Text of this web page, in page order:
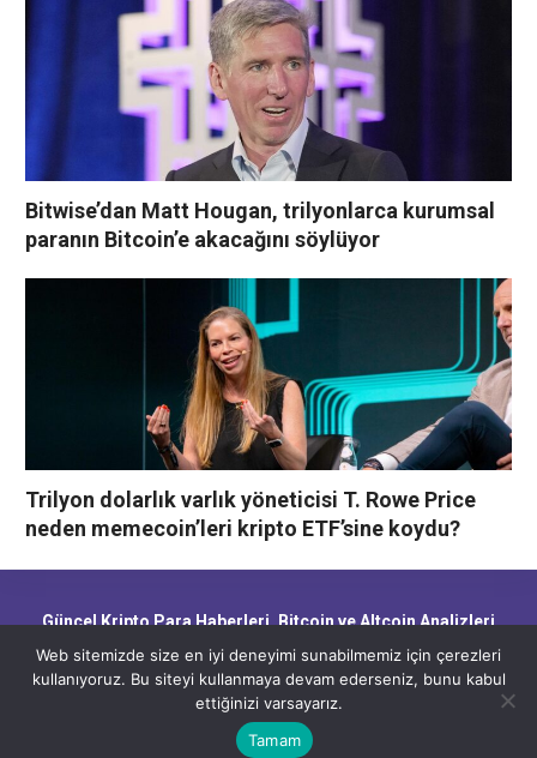
Bitwise’dan Matt Hougan, trilyonlarca kurumsal
paranın Bitcoin’e akacağını söylüyor
Trilyon dolarlık varlık yöneticisi T. Rowe Price
neden memecoin’leri kripto ETF’sine koydu?
Güncel Kripto Para Haberleri, Bitcoin ve Altcoin Analizleri,
Blockchain Gelişmeleri ve Piyasa Trendleri
CryptoHaber.net - Güncel Kripto Para Haberleri, Bitcoin ve Altcoin
Analizleri, Blockchain Gelişmeleri ve Piyasa Trendleri
Web sitemizde size en iyi deneyimi sunabilmemiz için çerezleri
kullanıyoruz. Bu siteyi kullanmaya devam ederseniz, bunu kabul
ettiğinizi varsayarız.
Tamam